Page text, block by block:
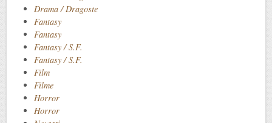
Drama / Dragoste
Fantasy
Fantasy
Fantasy / S.F.
Fantasy / S.F.
Film
Filme
Horror
Horror